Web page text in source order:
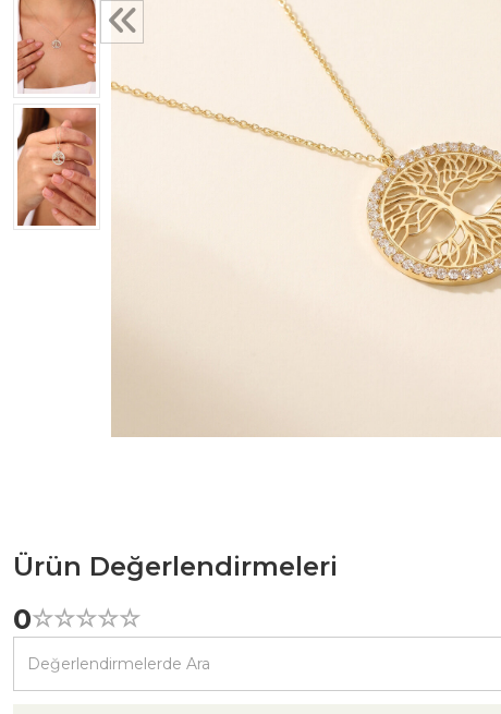
Ürün Değerlendirmeleri
0☆☆☆☆☆
★★★★★